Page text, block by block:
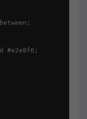
#e2e8f0;